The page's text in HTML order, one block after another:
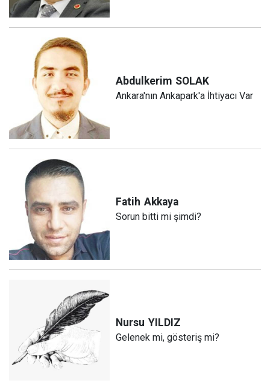
Abdulkerim SOLAK
Ankara'nın Ankapark'a İhtiyacı Var
Fatih Akkaya
Sorun bitti mi şimdi?
Nursu YILDIZ
Gelenek mi, gösteriş mi?